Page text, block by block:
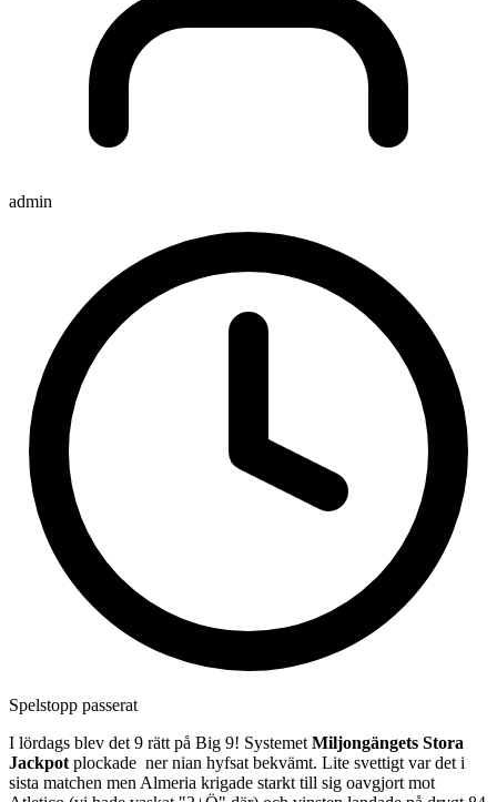
admin
Spelstopp passerat
I lördags blev det 9 rätt på Big 9! Systemet Miljongängets Stora
Jackpot plockade ner nian hyfsat bekvämt. Lite svettigt var det i
sista matchen men Almeria krigade starkt till sig oavgjort mot